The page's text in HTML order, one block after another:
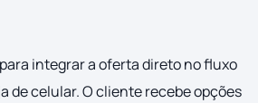
integrar a oferta direto no fluxo
de celular. O cliente recebe opções